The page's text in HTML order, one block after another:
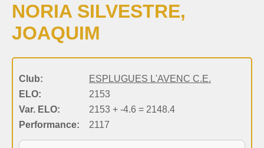
NORIA SILVESTRE,
JOAQUIM
Club:
ESPLUGUES L'AVENC C.E.
ELO:
2153
Var. ELO:
2153 + -4.6 = 2148.4
Performance:
2117